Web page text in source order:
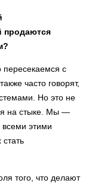
продаются
с
часто говорят,
Но это не
на стыке. Мы —
всеми этими
того, что делают